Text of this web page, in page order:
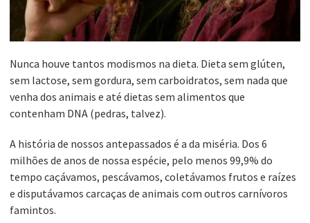
Nunca houve tantos modismos na dieta. Dieta sem glúten,
sem lactose, sem gordura, sem carboidratos, sem nada que
venha dos animais e até dietas sem alimentos que
contenham DNA (pedras, talvez).
A história de nossos antepassados é a da miséria. Dos 6
milhões de anos de nossa espécie, pelo menos 99,9% do
tempo caçávamos, pescávamos, coletávamos frutos e raízes
e disputávamos carcaças de animais com outros carnívoros
famintos.